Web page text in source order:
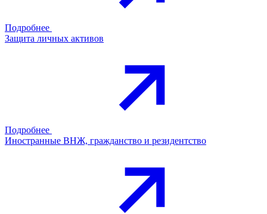
Подробнее
Защита личных активов
Подробнее
Иностранные ВНЖ, гражданство и резидентство